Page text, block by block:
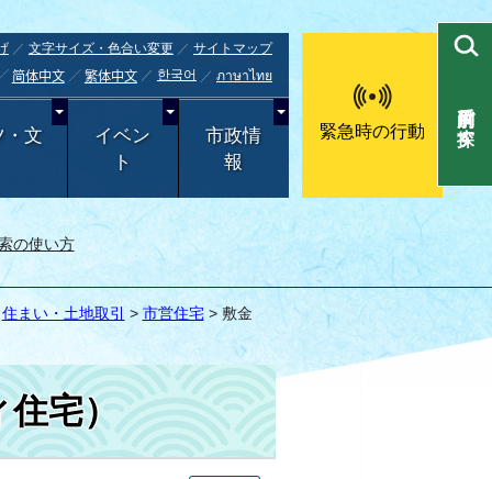
文字サイズ・色合い変更
サイトマップ
简体中文 繁体中文 한국어 ภาษาไทย
・文
イベン
ト
市政情
報
緊急時の行動
の使い方
目的別で探す
住まい・土地取引 > 市営住宅> 敷金
宅）